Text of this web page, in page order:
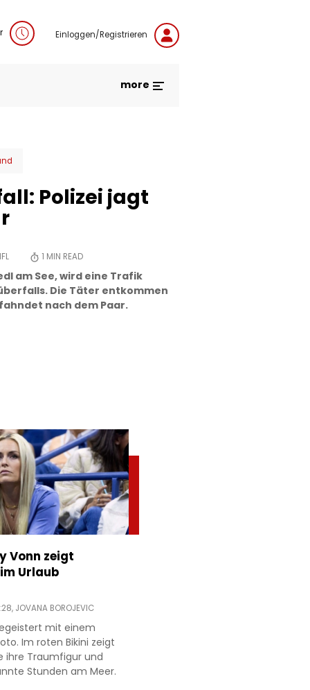
Einloggen/Registrieren
more
Polizei jagt
1 MIN READ
am See, wird eine Trafik
Die Täter entkommen
nach dem Paar.
Vonn zeigt
Urlaub
JOVANA BOROJEVIC
mit einem
Im roten Bikini zeigt
ihre Traumfigur und
Stunden am Meer.